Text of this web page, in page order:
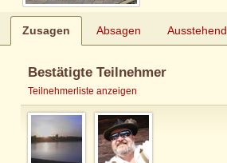
Zusagen Absagen Ausstehend
Bestätigte Teilnehmer
Teilnehmerliste anzeigen